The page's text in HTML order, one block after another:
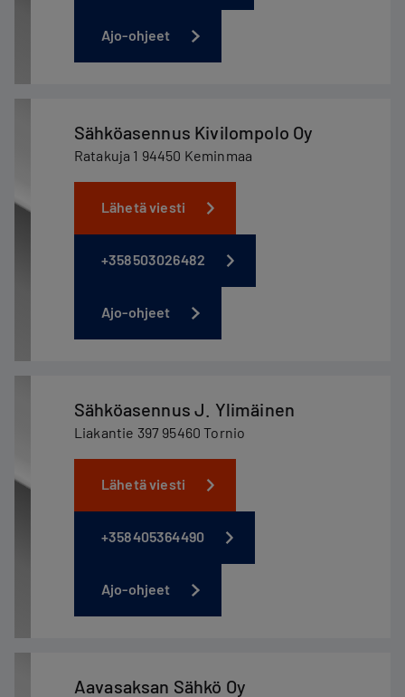
Ajo-ohjeet
Sähköasennus Kivilompolo Oy
Ratakuja 1 94450 Keminmaa
Lähetä viesti
+358503026482
Ajo-ohjeet
Sähköasennus J. Ylimäinen
Liakantie 397 95460 Tornio
Lähetä viesti
+358405364490
Ajo-ohjeet
Aavasaksan Sähkö Oy